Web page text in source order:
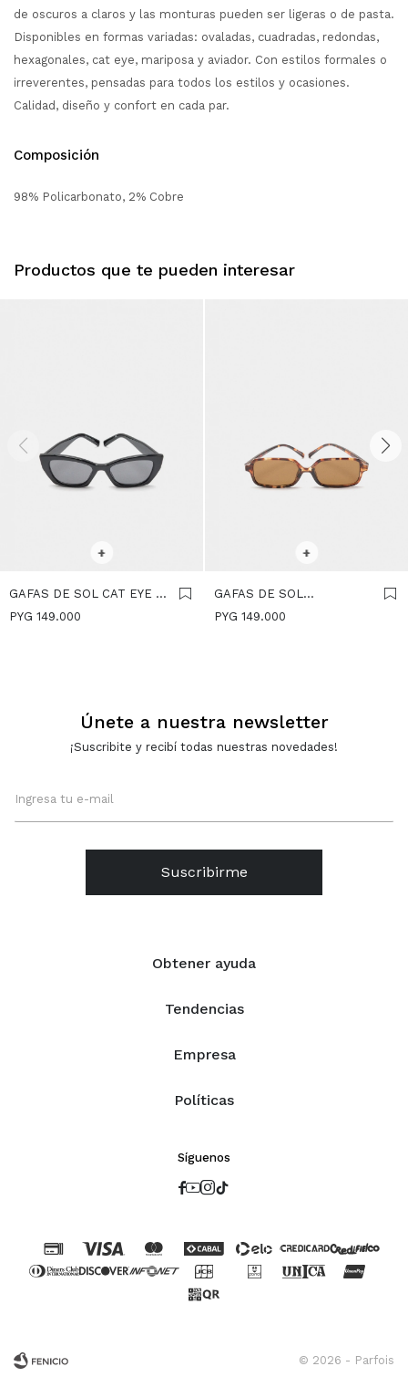
de oscuros a claros y las monturas pueden ser ligeras o de pasta.
Disponibles en formas variadas: ovaladas, cuadradas, redondas,
hexagonales, cat eye, mariposa y aviador. Con estilos formales o
irreverentes, pensadas para todos los estilos y ocasiones.
Calidad, diseño y confort en cada par.
Composición
98% Policarbonato, 2% Cobre
Productos que te pueden interesar
+
GAFAS DE SOL CAT EYE -
NEGRO
PYG 149.000
+
GAFAS DE SOL
CUADRADAS - MARRON
PYG 149.000
Obtener ayuda
Tendencias
Empresa
Políticas
Únete a nuestra newsletter
¡Suscribite y recibí todas nuestras novedades!
Suscribirme
Síguenos

© 2026 - Parfois